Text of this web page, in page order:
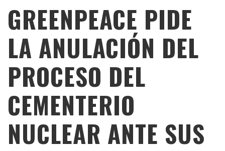
GREENPEACE PIDE
LA ANULACIÓN DEL
PROCESO DEL
CEMENTERIO
NUCLEAR ANTE SUS